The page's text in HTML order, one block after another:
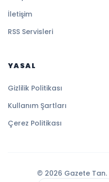
İletişim
RSS Servisleri
YASAL
Gizlilik Politikası
Kullanım Şartları
Çerez Politikası
© 2026 Gazete Tan.